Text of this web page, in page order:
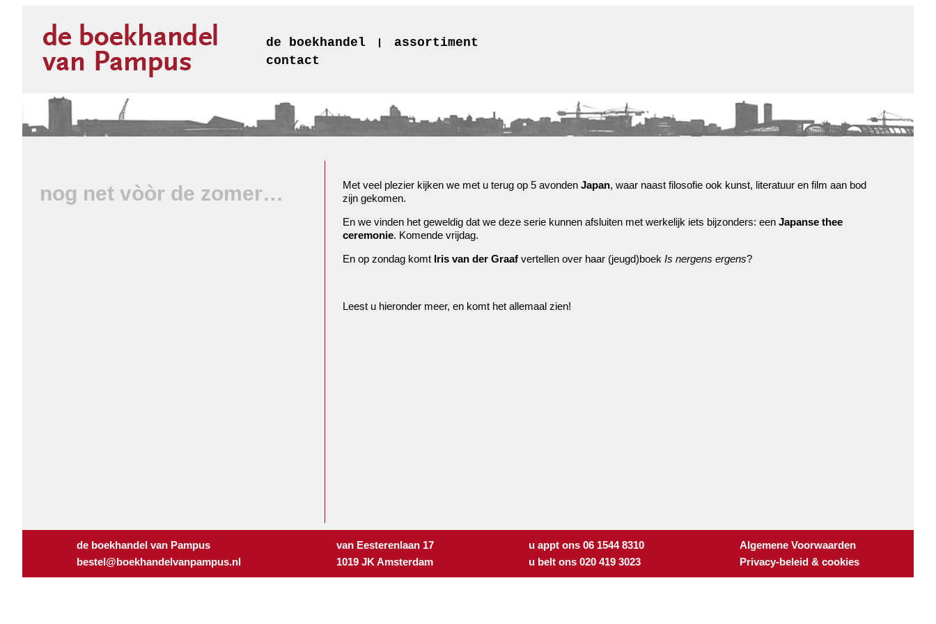
de boekhandel
assortiment
contact
contact
nieuwsbrief
nog net vòòr de zomer… Met veel plezier kijken we met u terug op 5 avonden Japan, waar naast filosofie ook kunst, literatuur en film aan bod
zijn gekomen.
En we vinden het geweldig dat we deze serie kunnen afsluiten met werkelijk iets bijzonders: een Japanse thee
ceremonie. Komende vrijdag.
En op zondag komt Iris van der Graaf vertellen over haar (jeugd)boek Is nergens ergens?
Leest u hieronder meer, en komt het allemaal zien!
de boekhandel van Pampus
bestel@boekhandelvanpampus.nl
van Eesterenlaan 17
1019 JK Amsterdam
u appt ons 06 1544 8310
u belt ons 020 419 3023
Algemene Voorwaarden
Privacy-beleid & cookies